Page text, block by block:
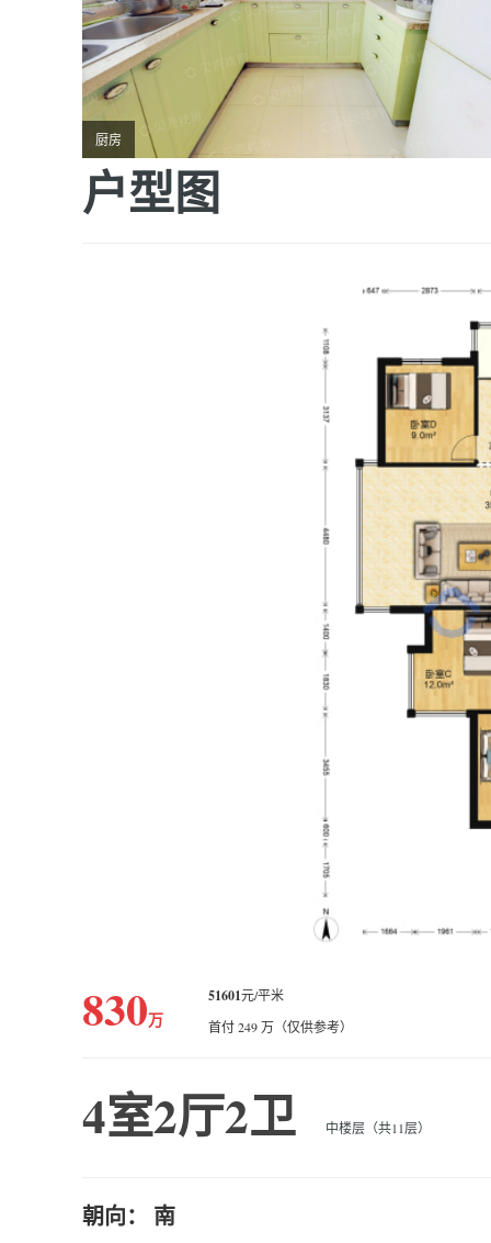
厨房
户型图
830万
51601元/平米
首付 249 万（仅供参考）
4室2厅2卫 中楼层（共11层）
朝向： 南